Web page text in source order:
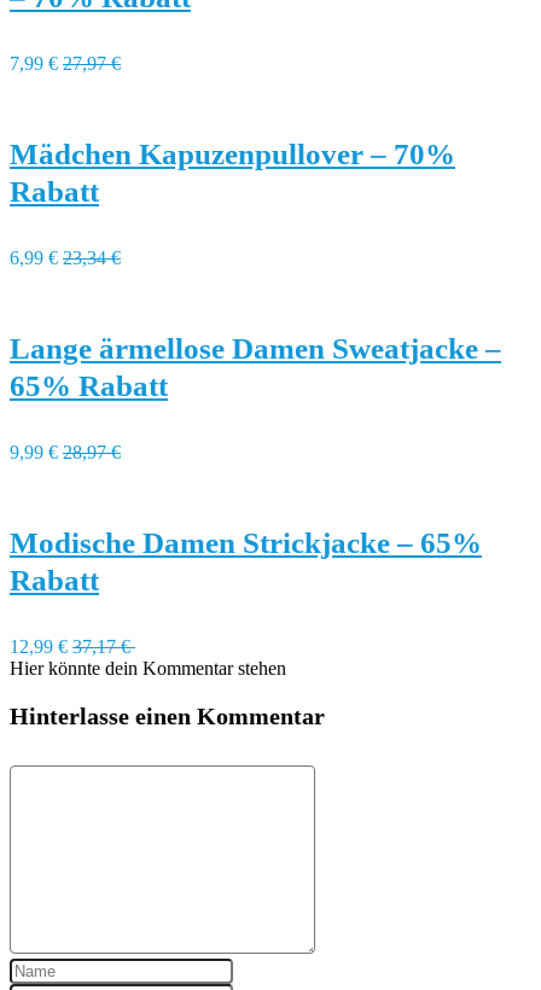
7,99 € 27,97 €
Mädchen Kapuzenpullover – 70%
Rabatt
6,99 € 23,34 €
Lange ärmellose Damen Sweatjacke –
65% Rabatt
9,99 € 28,97 €
Modische Damen Strickjacke – 65%
Rabatt
12,99 € 37,17 €
Hier könnte dein Kommentar stehen
Hinterlasse einen Kommentar